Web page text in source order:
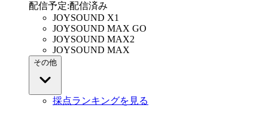
配信予定:配信済み
JOYSOUND X1
JOYSOUND MAX GO
JOYSOUND MAX2
JOYSOUND MAX
その他
採点ランキングを見る